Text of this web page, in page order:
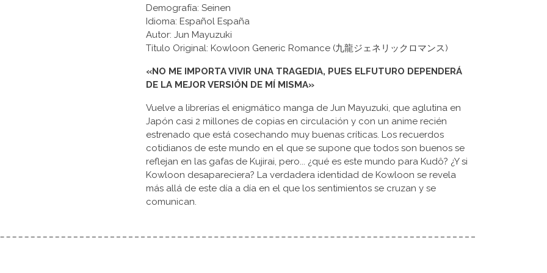
Demografía: Seinen
Idioma: Español España
Autor: Jun Mayuzuki
Título Original: Kowloon Generic Romance (九龍ジェネリックロマンス)
«NO ME IMPORTA VIVIR UNA TRAGEDIA, PUES ELFUTURO DEPENDERÁ
DE LA MEJOR VERSIÓN DE MÍ MISMA»
Vuelve a librerías el enigmático manga de Jun Mayuzuki, que aglutina en
Japón casi 2 millones de copias en circulación y con un anime recién
estrenado que está cosechando muy buenas críticas. Los recuerdos
cotidianos de este mundo en el que se supone que todos son buenos se
reflejan en las gafas de Kujirai, pero... ¿qué es este mundo para Kudô? ¿Y si
Kowloon desapareciera? La verdadera identidad de Kowloon se revela
más allá de este día a día en el que los sentimientos se cruzan y se
comunican.